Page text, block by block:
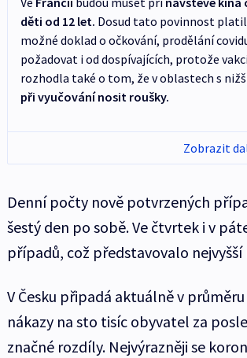
děti od 12 let. Dosud tato povinnost
možné doklad o očkování, prodělání
požadovat i od dospívajících, protože
rozhodla také o tom, že v oblastech s
při vyučování nosit roušky.
Zobrazit
Denní počty nově potvrzených
šestý den po sobě. Ve čtvrtek i v
případů, což představovalo nejvyšší
V Česku připadá aktuálně v
nákazy na sto tisíc obyvatel za
značné rozdíly. Nejvýrazněji se